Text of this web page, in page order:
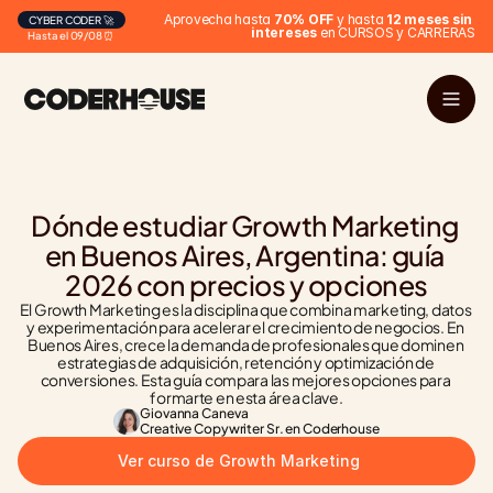
Hasta el 09/08 ⏰
CYBER CODER 🚀 Aprovecha hasta 70% OFF y hasta 12 meses sin
intereses en CURSOS y CARRERAS
Dónde estudiar Growth Marketing
en Buenos Aires, Argentina: guía
2026 con precios y opciones
El Growth Marketing es la disciplina que combina marketing, datos
y experimentación para acelerar el crecimiento de negocios. En
Buenos Aires, crece la demanda de profesionales que dominen
estrategias de adquisición, retención y optimización de
conversiones. Esta guía compara las mejores opciones para
formarte en esta área clave.
Giovanna Caneva
Creative Copywriter Sr. en Coderhouse
Ver curso de Growth Marketing